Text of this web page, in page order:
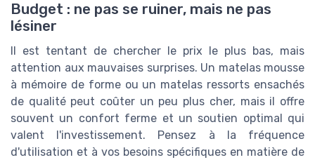
Budget : ne pas se ruiner, mais ne pas
lésiner
Il est tentant de chercher le prix le plus bas, mais
attention aux mauvaises surprises. Un matelas mousse
à mémoire de forme ou un matelas ressorts ensachés
de qualité peut coûter un peu plus cher, mais il offre
souvent un confort ferme et un soutien optimal qui
valent l'investissement. Pensez à la fréquence
d'utilisation et à vos besoins spécifiques en matière de